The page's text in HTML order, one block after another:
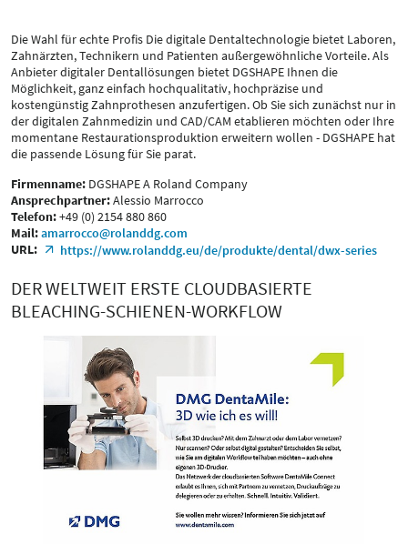
Die Wahl für echte Profis Die digitale Dentaltechnologie bietet Laboren,
Zahnärzten, Technikern und Patienten außergewöhnliche Vorteile. Als
Anbieter digitaler Dentallösungen bietet DGSHAPE Ihnen die
Möglichkeit, ganz einfach hochqualitativ, hochpräzise und
kostengünstig Zahnprothesen anzufertigen. Ob Sie sich zunächst nur in
der digitalen Zahnmedizin und CAD/CAM etablieren möchten oder Ihre
momentane Restaurationsproduktion erweitern wollen - DGSHAPE hat
die passende Lösung für Sie parat.
Firmenname: DGSHAPE A Roland Company
Ansprechpartner:Alessio Marrocco
Telefon:+49 (0) 2154 880 860
Mail:amarrocco@rolanddg.com
URL:
https://www.rolanddg.eu/de/produkte/dental/dwx-series
DER WELTWEIT ERSTE CLOUDBASIERTE
BLEACHING-SCHIENEN-WORKFLOW